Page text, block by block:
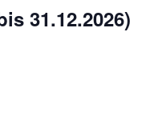
31.12.2026)